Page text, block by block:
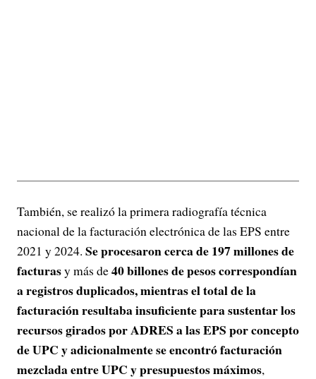
También, se realizó la primera radiografía técnica
nacional de la facturación electrónica de las EPS entre
2021 y 2024. Se procesaron cerca de 197 millones de
facturasy más de40 billones de pesos correspondían
a registros duplicados, mientras el total de la
facturación resultaba insuficiente para sustentar los
recursos girados por ADRES a las EPS por concepto
de UPC y adicionalmente se encontró facturación
mezclada entre UPC y presupuestos máximos,